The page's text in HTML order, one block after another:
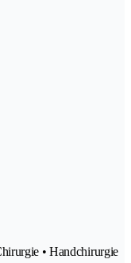
• Handchirurgie